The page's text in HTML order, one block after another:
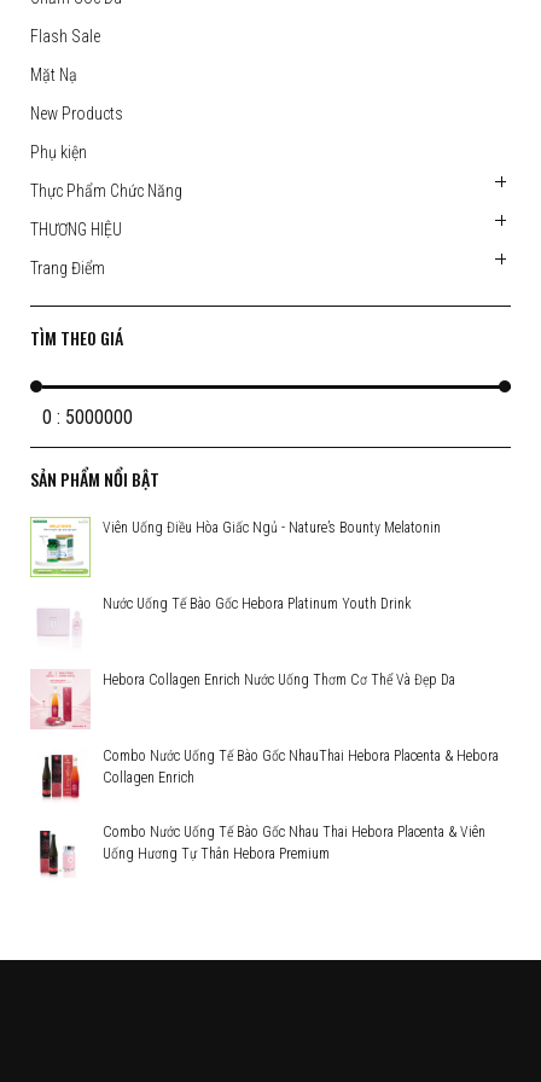
Flash Sale
Mặt Nạ
New Products
Phụ kiện
Thực Phẩm Chức Năng
THƯƠNG HIỆU
Trang Điểm
TÌM THEO GIÁ
0 : 5000000
SẢN PHẨM NỔI BẬT
Viên Uống Điều Hòa Giấc Ngủ - Nature’s Bounty Melatonin
Nước Uống Tế Bào Gốc Hebora Platinum Youth Drink
Hebora Collagen Enrich Nước Uống Thơm Cơ Thể Và Đẹp Da
Combo Nước Uống Tế Bào Gốc NhauThai Hebora Placenta & Hebora
Collagen Enrich
Combo Nước Uống Tế Bào Gốc Nhau Thai Hebora Placenta & Viên
Uống Hương Tự Thân Hebora Premium